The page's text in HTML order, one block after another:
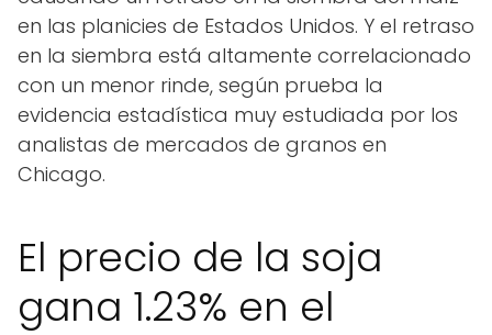
en las planicies de Estados Unidos. Y el retraso
en la siembra está altamente correlacionado
con un menor rinde, según prueba la
evidencia estadística muy estudiada por los
analistas de mercados de granos en
Chicago.
El precio de la soja
gana 1.23% en el